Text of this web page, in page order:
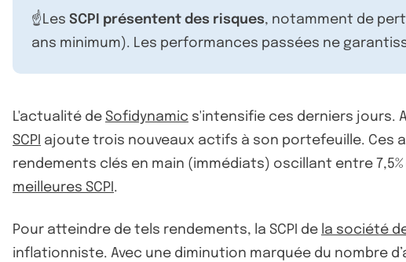
☝️Les SCPI présentent des risques, notamment de
ans minimum). Les performances passées ne
L'actualité de Sofidynamic s'intensifie ces derniers jours.
SCPI ajoute trois nouveaux actifs à son portefeuille. Ces
rendements clés en main (immédiats) oscillant entre
meilleures SCPI .
Pour atteindre de tels rendements, la SCPI de la société
inflationniste. Avec une diminution marquée du nombre